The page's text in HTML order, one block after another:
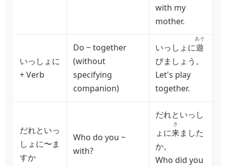
with my
mother.
いっしょに
+ Verb
Do ~ together
(without
specifying
companion)
いっしょに遊
あそ
びましょう。
Let's play
together.
だれといっ
しょに〜ま
すか
Who do you ~
with?
だれといっし
ょに来
き
ました
か。
Who did you